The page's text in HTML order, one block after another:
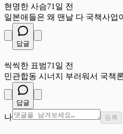
현명한 사슴71일 전
일본애들은 왜 맨날 다 국책사업
답글
씩씩한 표범71일 전
민관합동 시너지 부러워서 국책
답글
나 등록